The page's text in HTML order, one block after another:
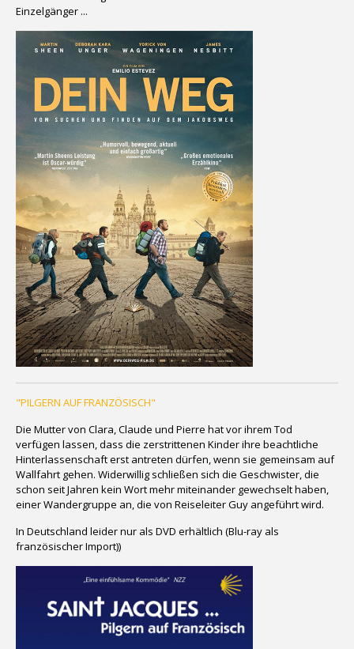
Einzelgänger ...
"PILGERN AUF FRANZÖSISCH"
Die Mutter von Clara, Claude und Pierre hat vor ihrem Tod
verfügen lassen, dass die zerstrittenen Kinder ihre beachtliche
Hinterlassenschaft erst antreten dürfen, wenn sie gemeinsam auf
Wallfahrt gehen. Widerwillig schließen sich die Geschwister, die
schon seit Jahren kein Wort mehr miteinander gewechselt haben,
einer Wandergruppe an, die von Reiseleiter Guy angeführt wird.
In Deutschland leider nur als DVD erhältlich (Blu-ray als
französischer Import))